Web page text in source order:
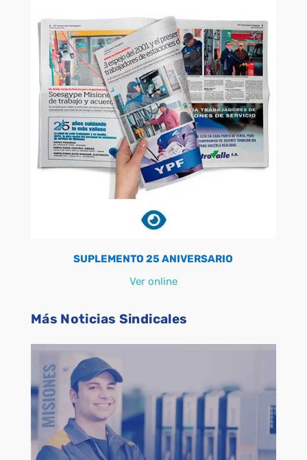
SUPLEMENTO 25 ANIVERSARIO
Ver online
Más Noticias Sindicales